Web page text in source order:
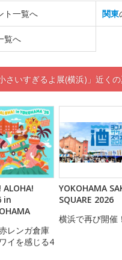
ト一覧へ 関東
覧へ
さいすぎるよ展(横浜)」近く
ALOHA!
in
レンガ倉庫
イを感じる4
YOKOHAMA
SQUARE 2026
横浜で再び開催！